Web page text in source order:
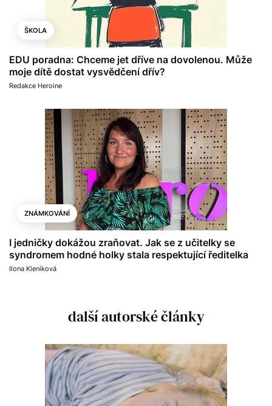
ŠKOLA
EDU poradna: Chceme jet dříve na dovolenou. Může
moje dítě dostat vysvědčení dřív?
Redakce Heroine
ZNÁMKOVÁNÍ
I jedničky dokážou zraňovat. Jak se z učitelky se
syndromem hodné holky stala respektující ředitelka
Ilona Kleníková
další autorské články